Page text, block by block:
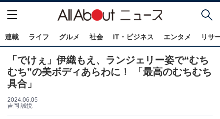
連載 ライフ グルメ 社会 IT・ビジネス エンタメ リサ
「でけぇ」伊織もえ、ランジェリー姿で“むち
むち”の美ボディあらわに！ 「最高のむちむち
具合」
2024.06.05
吉岡 誠悦